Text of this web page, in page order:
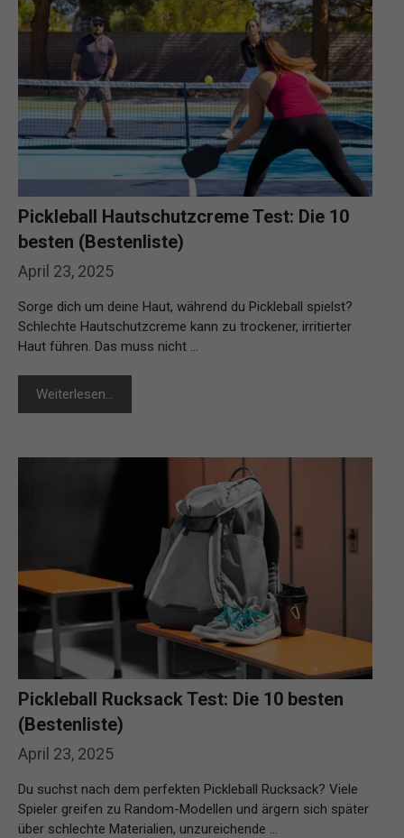
April 23, 2025
Pickleball Hautschutzcreme Test: Die 10
besten (Bestenliste)
Sorge dich um deine Haut, während du Pickleball spielst?
Schlechte Hautschutzcreme kann zu trockener, irritierter
Haut führen. Das muss nicht …
Weiterlesen…
April 23, 2025
Pickleball Rucksack Test: Die 10 besten
(Bestenliste)
Du suchst nach dem perfekten Pickleball Rucksack? Viele
Spieler greifen zu Random-Modellen und ärgern sich später
über schlechte Materialien, unzureichende …